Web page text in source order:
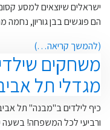
ישראלים שיוצאים למסע
הם פוגשים בבן גוריון, נחמה
(להמשך קריאה…)
משחקים
מגדלי תל
כיף לילדים ב"מבנה" תל